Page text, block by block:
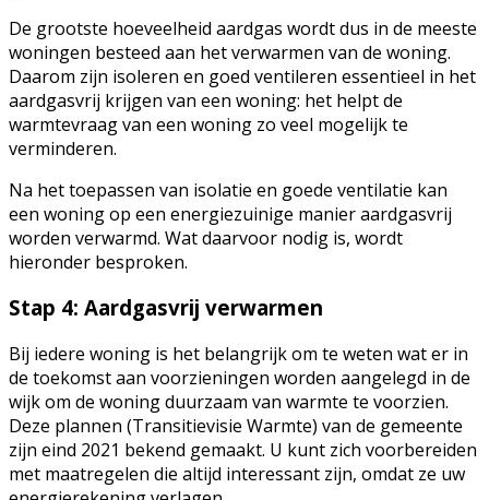
De grootste hoeveelheid aardgas wordt dus in de meeste
woningen besteed aan het verwarmen van de woning.
Daarom zijn isoleren en goed ventileren essentieel in het
aardgasvrij krijgen van een woning: het helpt de
warmtevraag van een woning zo veel mogelijk te
verminderen.
Na het toepassen van isolatie en goede ventilatie kan
een woning op een energiezuinige manier aardgasvrij
worden verwarmd. Wat daarvoor nodig is, wordt
hieronder besproken.
Stap 4: Aardgasvrij verwarmen
Bij iedere woning is het belangrijk om te weten wat er in
de toekomst aan voorzieningen worden aangelegd in de
wijk om de woning duurzaam van warmte te voorzien.
Deze plannen (Transitievisie Warmte) van de gemeente
zijn eind 2021 bekend gemaakt. U kunt zich voorbereiden
met maatregelen die altijd interessant zijn, omdat ze uw